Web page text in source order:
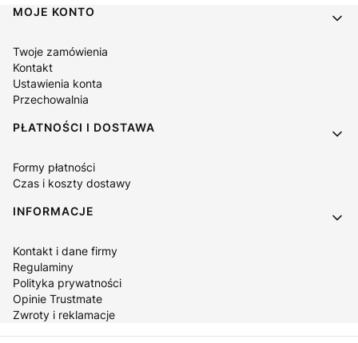
Linki w stopce
MOJE KONTO
Twoje zamówienia
Kontakt
Ustawienia konta
Przechowalnia
PŁATNOŚCI I DOSTAWA
Formy płatności
Czas i koszty dostawy
INFORMACJE
Kontakt i dane firmy
Regulaminy
Polityka prywatności
Opinie Trustmate
Zwroty i reklamacje